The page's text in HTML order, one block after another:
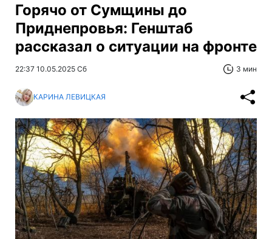
Горячо от Сумщины до
Приднепровья: Генштаб
рассказал о ситуации на фронте
22:37 10.05.2025 Сб 3 мин
КАРИНА ЛЕВИЦКАЯ